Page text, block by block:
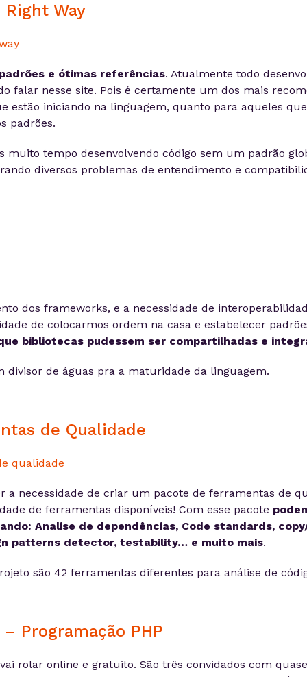
Right Way
e ótimas referências. Atualmente todo
falar nesse site. Pois é certamente um dos mais
estão iniciando na linguagem, quanto para aqueles
padrões.
muito tempo desenvolvendo código sem um padrão
diversos problemas de entendimento e
dos frameworks, e a necessidade de
de colocarmos ordem na casa e estabelecer
bibliotecas pudessem ser compartilhadas e
divisor de águas pra a maturidade da linguagem.
de Qualidade
a necessidade de criar um pacote de ferramentas de
de ferramentas disponíveis! Com esse pacote
Analise de dependências, Code standards,
patterns detector, testability… e muito mais.
são 42 ferramentas diferentes para análise de
Programação PHP
rolar online e gratuito. São três convidados com